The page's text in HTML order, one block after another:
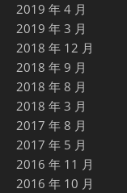
2019 年 4 月
2019 年 3 月
2018 年 12 月
2018 年 9 月
2018 年 8 月
2018 年 3 月
2017 年 8 月
2017 年 5 月
2016 年 11 月
2016 年 10 月